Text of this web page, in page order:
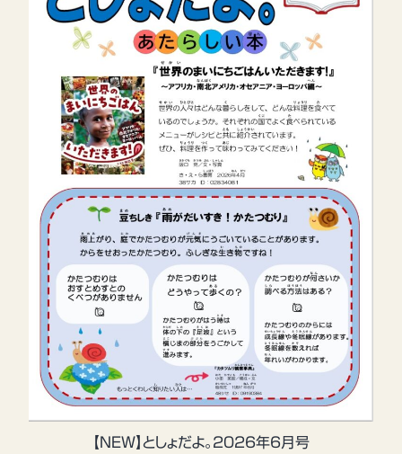
【NEW】としょだよ。2026年6月号